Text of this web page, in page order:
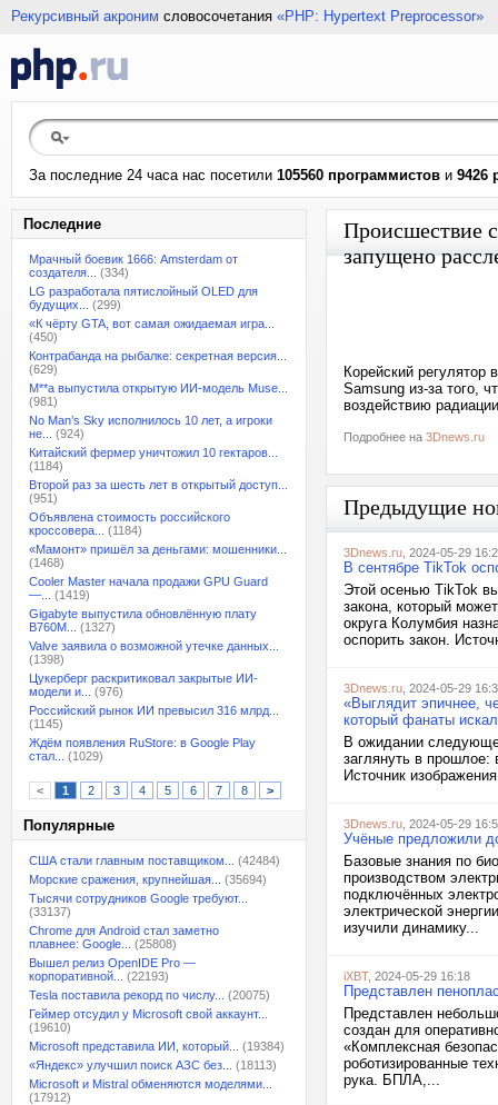
Рекурсивный акроним словосочетания «PHP: Hypertext Preprocessor»
За последние 24 часа нас посетили 105560 программистов и 9426
Последние
Мрачный боевик 1666: Amsterdam от
создателя...
(334)
LG разработала пятислойный OLED для
будущих...
(299)
«К чёрту GTA, вот самая ожидаемая игра...
(450)
Контрабанда на рыбалке: секретная версия...
(629)
M**a выпустила открытую ИИ-модель Muse...
(981)
No Man’s Sky исполнилось 10 лет, а игроки
не...
(924)
Китайский фермер уничтожил 10 гектаров...
(1184)
Второй раз за шесть лет в открытый доступ...
(951)
Объявлена стоимость российского
кроссовера...
(1184)
«Мамонт» пришёл за деньгами: мошенники...
(1468)
Cooler Master начала продажи GPU Guard
—...
(1419)
Gigabyte выпустила обновлённую плату
B760M...
(1327)
Valve заявила о возможной утечке данных...
(1398)
Цукерберг раскритиковал закрытые ИИ-
модели и...
(976)
Российский рынок ИИ превысил 316 млрд...
(1145)
Ждём появления RuStore: в Google Play
стал...
(1029)
< 1 2 3 4 5 6 7 8 >
Популярные
США стали главным поставщиком...
(42484)
Морские сражения, крупнейшая...
(35694)
Тысячи сотрудников Google требуют...
(33137)
Chrome для Android стал заметно
плавнее: Google...
(25808)
Вышел релиз OpenIDE Pro —
корпоративной...
(22193)
Tesla поставила рекорд по числу...
(20075)
Геймер отсудил у Microsoft свой аккаунт...
(19610)
Microsoft представила ИИ, который...
(19384)
«Яндекс» улучшил поиск АЗС без...
(18113)
Microsoft и Mistral обменяются моделями...
(17912)
Происшествие
запущено
Корейский регулятор
Samsung из-за того,
воздействию
Подробнее на 3Dnews.ru
Предыдущие
3Dnews.ru , 2024-05-29
В сентябре TikTok
Этой осенью TikTok
закона, который
округа Колумбия
оспорить закон.
3Dnews.ru , 2024-05-29
«Выглядит эпичнее,
который фанаты
В ожидании
заглянуть в прошлое:
Источник
3Dnews.ru , 2024-05-29
Учёные предложили
Базовые знания по
производством
подключённых
электрической
изучили динамику...
iXBT, 2024-05-29 16:18
Представлен
Представлен
создан для
«Комплексная
роботизированные
рука. БПЛА,...